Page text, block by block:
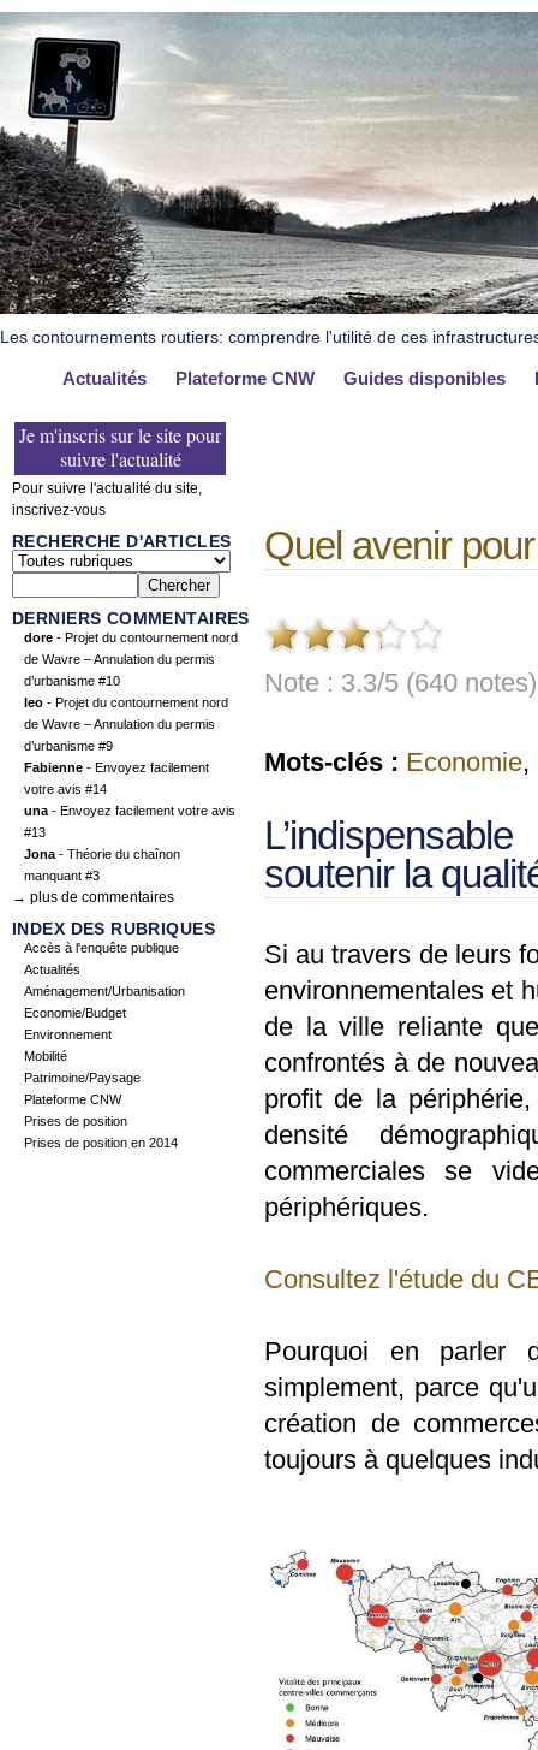
Les contournements routiers: comprendre l'utilité de ces
Actualités Plateforme CNW Guides disponibles
Je m'inscris sur le site pour
suivre l'actualité
Pour suivre l'actualité du site,
inscrivez-vous
RECHERCHE D'ARTICLES
DERNIERS COMMENTAIRES
dore - Projet du contournement nord
de Wavre – Annulation du permis
d’urbanisme #10
leo - Projet du contournement nord
de Wavre – Annulation du permis
d’urbanisme #9
Fabienne - Envoyez facilement
votre avis #14
una - Envoyez facilement votre avis
#13
Jona - Théorie du chaînon
manquant #3
→ plus de commentaires
INDEX DES RUBRIQUES
Accès à l'enquête publique
Actualités
Aménagement/Urbanisation
Economie/Budget
Environnement
Mobilité
Patrimoine/Paysage
Plateforme CNW
Prises de position
Prises de position en 2014
Quel avenir
Note : 3.3/5 (640 notes)
Mots-clés : Economie,
soutenir la
Si au travers de leurs
environnementales et
de la ville reliante
confrontés à de
profit de la
densité
commerciales se
périphériques.
Consultez l'étude du
Pourquoi en parler
simplement, parce
création de
toujours à quelques